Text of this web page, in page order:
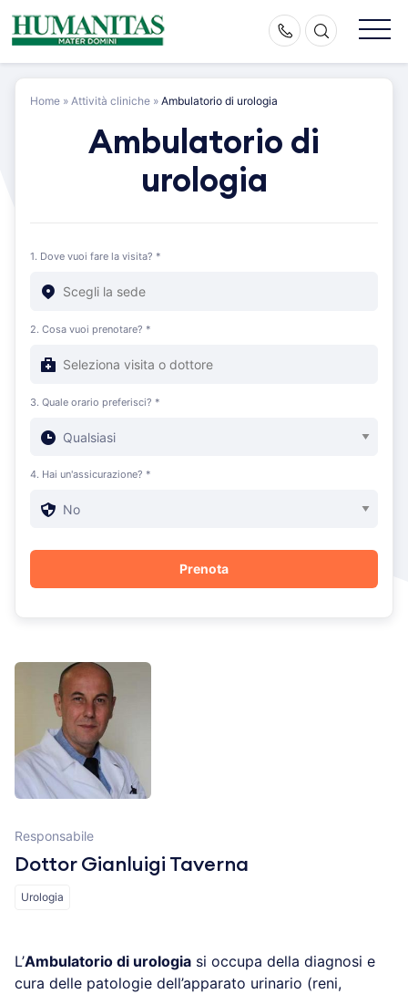
Skip
to
Home » Attività cliniche » Ambulatorio di urologia
Ambulatorio di
urologia
1. Dove vuoi fare la visita? *
2. Cosa vuoi prenotare? *
3. Quale orario preferisci? *
4. Hai un'assicurazione? *
L’Ambulatorio di urologia si occupa della diagnosi e
cura delle patologie dell’apparato urinario (reni,
Responsabile
Dottor Gianluigi Taverna
Urologia